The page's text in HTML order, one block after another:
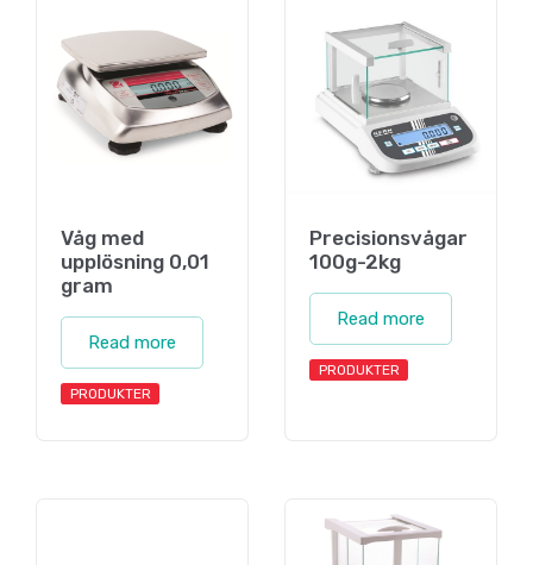
Våg med
upplösning 0,01
gram
Read more
PRODUKTER
Precisionsvågar
100g-2kg
Read more
PRODUKTER